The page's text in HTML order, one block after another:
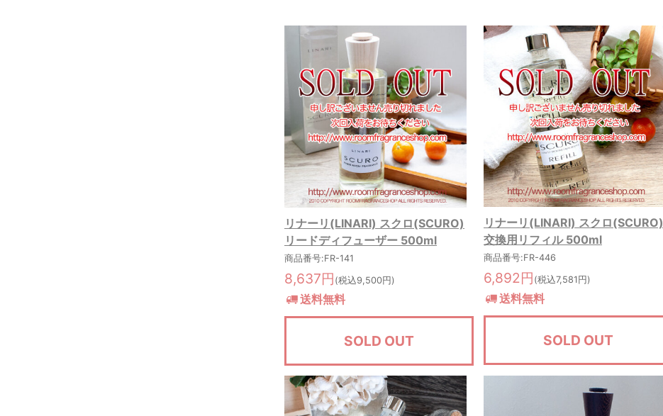
リナーリ(LINARI) スクロ(SCURO)
リードディフューザー 500ml
商品番号:FR-141
8,637円 (税込9,500円)
送料無料
SOLD OUT
リナーリ(LINARI) スクロ(SCURO)
交換用リフィル 500ml
商品番号:FR-446
6,892円 (税込7,581円)
送料無料
SOLD OUT